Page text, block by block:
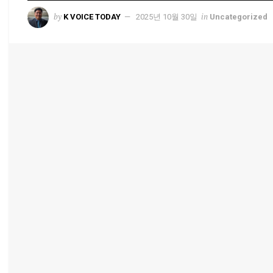
by K VOICE TODAY 2025년 10월 30일 in Uncategorized